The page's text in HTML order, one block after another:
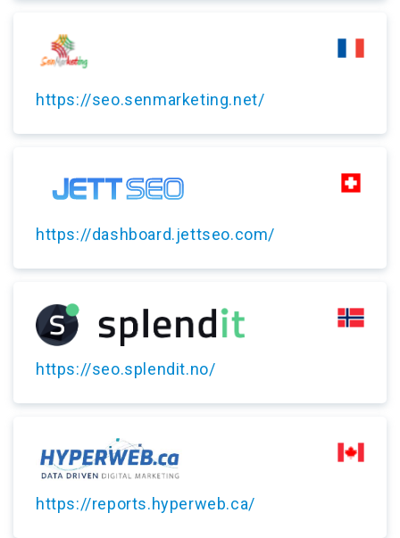
https://seo.senmarketing.net/
https://dashboard.jettseo.com/
https://seo.splendit.no/
https://reports.hyperweb.ca/